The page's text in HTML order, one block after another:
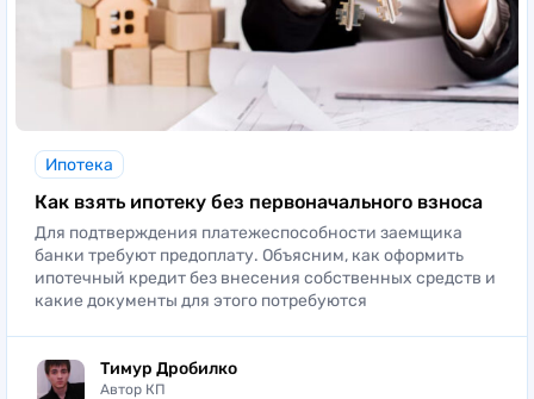
Ипотека
Как взять ипотеку без первоначального взноса
Для подтверждения платежеспособности заемщика
банки требуют предоплату. Объясним, как оформить
ипотечный кредит без внесения собственных средств и
какие документы для этого потребуются
Тимур Дробилко
Автор КП